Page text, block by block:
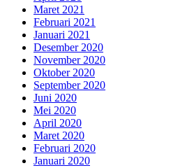
Maret 2021
Februari 2021
Januari 2021
Desember 2020
November 2020
Oktober 2020
September 2020
Juni 2020
Mei 2020
April 2020
Maret 2020
Februari 2020
Januari 2020